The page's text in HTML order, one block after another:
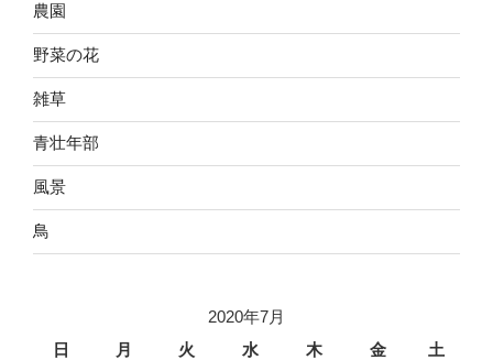
農園
野菜の花
雑草
青壮年部
風景
鳥
2020年7月
日
月 火 水 木 金 土